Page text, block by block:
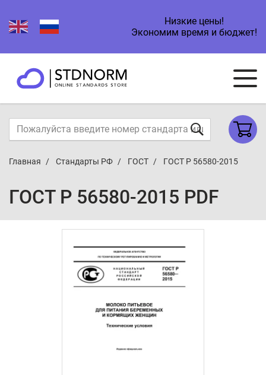
Низкие цены!
Экономим время и бюджет!
Главная Стандарты РФ ГОСТ ГОСТ Р 56580-2015
ГОСТ Р 56580-2015 PDF